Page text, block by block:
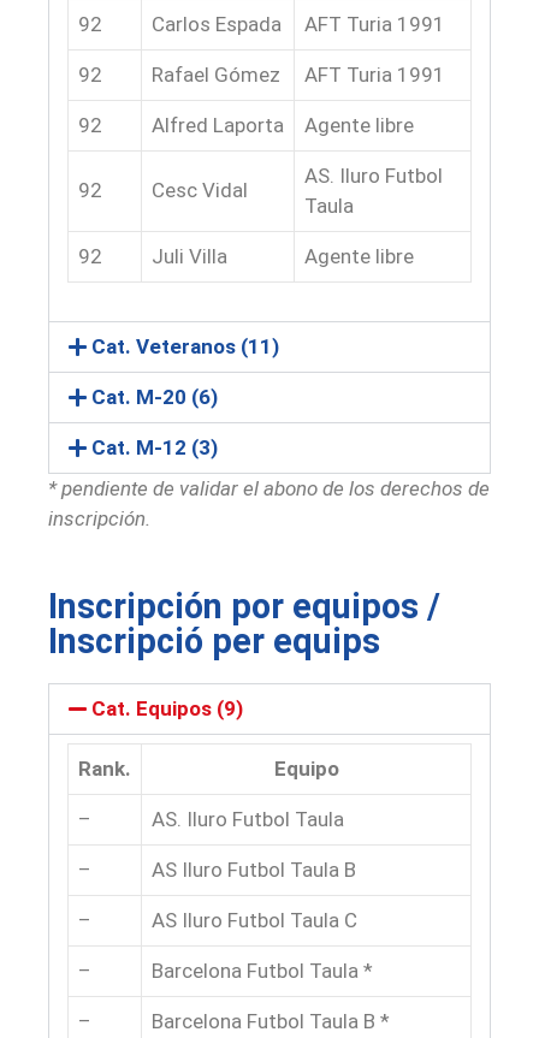
92 Carlos Espada AFT Turia 1991
92 Rafael Gómez AFT Turia 1991
92 Alfred Laporta Agente libre
92 Cesc Vidal
AS. Iluro Futbol
Taula
92 Juli Villa Agente libre
Cat. Veteranos (11)
Cat. M-20 (6)
Cat. M-12 (3)
* pendiente de validar el abono de los derechos de
inscripción.
Inscripción por equipos /
Inscripció per equips
Cat. Equipos (9)
Rank. Equipo
– AS. Iluro Futbol Taula
– AS Iluro Futbol Taula B
– AS Iluro Futbol Taula C
– Barcelona Futbol Taula *
– Barcelona Futbol Taula B *